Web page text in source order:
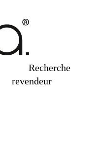
Recherche
revendeur